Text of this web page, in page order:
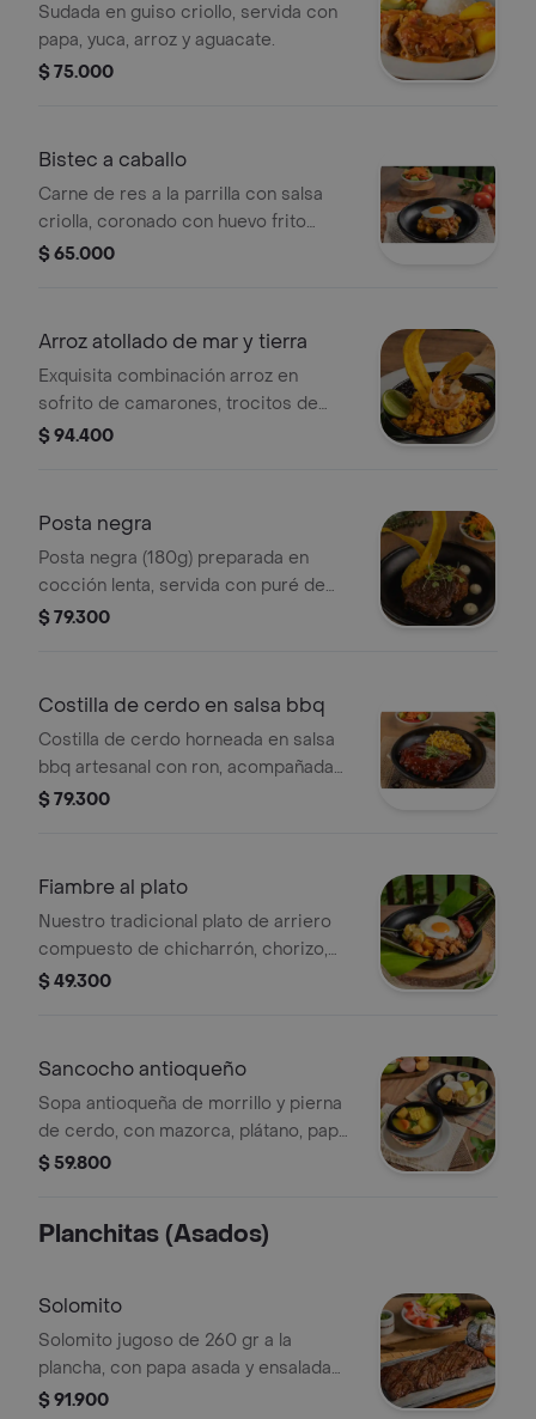
Sudada en guiso criollo, servida con
papa, yuca, arroz y aguacate.
$ 75.000
Bistec a caballo
Carne de res a la parrilla con salsa
criolla, coronado con huevo frito
sobre una cama de papas criollas y
$ 65.000
Arroz atollado de mar y tierra
Exquisita combinación arroz en
sofrito de camarones, trocitos de
posta y vegetales, finalizado con un
$ 94.400
Posta negra
Posta negra (180g) preparada en
cocción lenta, servida con puré de
papa y arracacha, arroz con coco,
$ 79.300
Costilla de cerdo en salsa bbq
Costilla de cerdo horneada en salsa
bbq artesanal con ron, acompañada
de maicitos en crema de suero
$ 79.300
Fiambre al plato
Nuestro tradicional plato de arriero
compuesto de chicharrón, chorizo,
carne molida, migo de papa, huevo y
$ 49.300
Sancocho antioqueño
Sopa antioqueña de morrillo y pierna
de cerdo, con mazorca, plátano, papa,
yuca, arroz, arepita y aguacate.
$ 59.800
Planchitas (Asados)
Solomito
Solomito jugoso de 260 gr a la
plancha, con papa asada y ensalada
de la casa.
$ 91.900